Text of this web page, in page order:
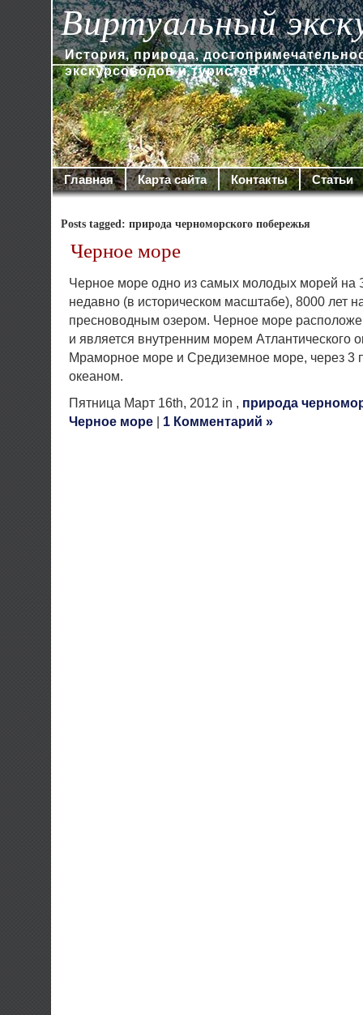
Виртуальный
История, природа,
экскурсоводов и туристов
Главная Карта сайта Контакты Статьи
Posts tagged: природа черноморского побережья
Черное море
Черное море одно из самых молодых морей
недавно (в историческом масштабе), 8000 лет
пресноводным озером. Черное море
и является внутренним морем Атлантического
Мраморное море и Средиземное море, через 3
океаном.
Пятница Март 16th, 2012 in , природа
Черное море | 1 Комментарий »